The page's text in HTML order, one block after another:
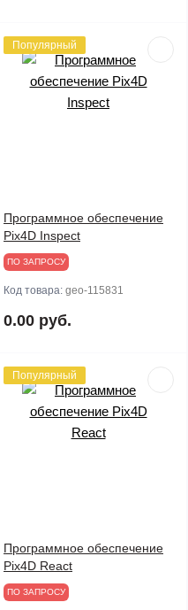
Популярный
Программное обеспечение
Pix4D Inspect
ПО ЗАПРОСУ
Код товара: geo-115831
0.00 руб.
Популярный
Программное обеспечение
Pix4D React
ПО ЗАПРОСУ